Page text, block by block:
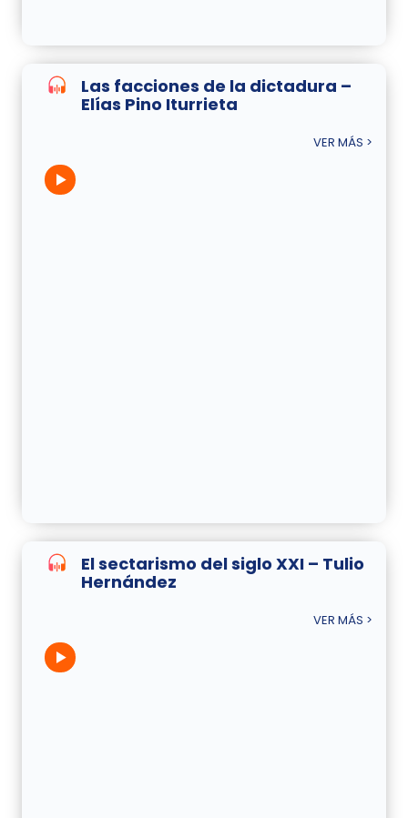
Las facciones de la dictadura –
Elías Pino Iturrieta
VER MÁS >
El sectarismo del siglo XXI – Tulio
Hernández
VER MÁS >